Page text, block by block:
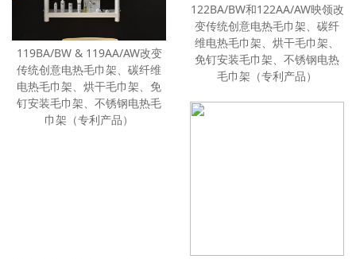
119BA/BW & 119AA/AW改变
传统创意电热毛巾架、碳纤维
电热毛巾架、烘干毛巾架、免
钉安装毛巾架、不锈钢电热毛
巾架（专利产品）
122BA/BW和122AA/AW映领改
变传统创意电热毛巾架、碳纤
维电热毛巾架、烘干毛巾架、
免钉安装毛巾架、不锈钢电热
毛巾架（专利产品）